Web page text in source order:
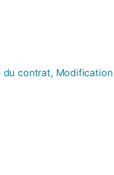
du contrat,